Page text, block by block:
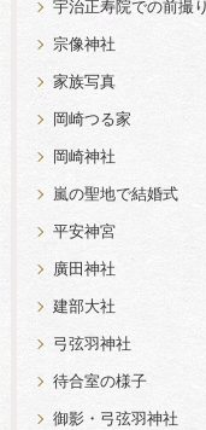
宇治正寿院での前撮り
宗像神社
家族写真
岡崎つる家
岡崎神社
嵐の聖地で結婚式
平安神宮
廣田神社
建部大社
弓弦羽神社
待合室の様子
御影・弓弦羽神社